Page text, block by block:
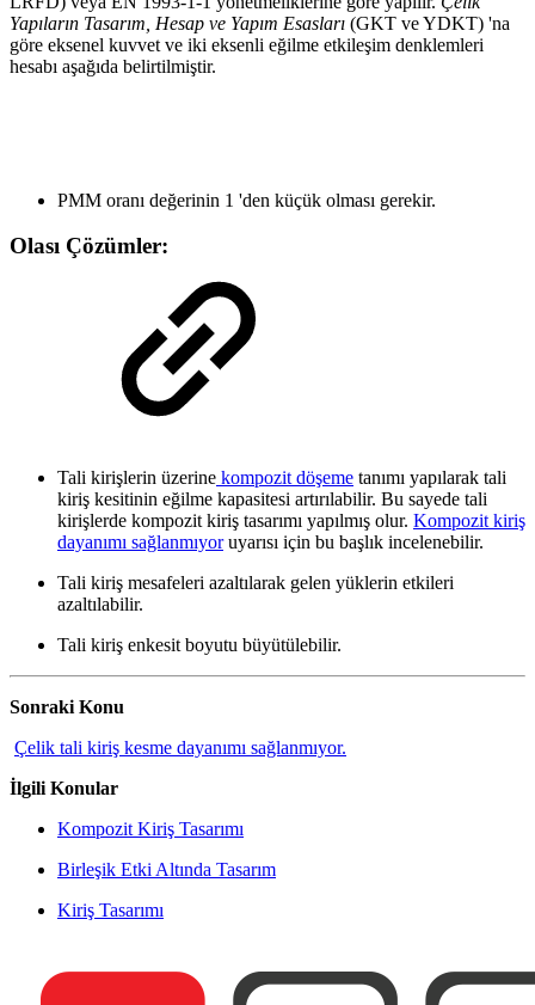
Yapıların Tasarım, Hesap ve Yapım Esasları (GKT ve YDKT) 'na
göre eksenel kuvvet ve iki eksenli eğilme etkileşim denklemleri
hesabı aşağıda belirtilmiştir.
PMM oranı değerinin 1 'den küçük olması gerekir.
Olası Çözümler:
Tali kirişlerin üzerine kompozit döşeme tanımı yapılarak tali
kiriş kesitinin eğilme kapasitesi artırılabilir. Bu sayede tali
kirişlerde kompozit kiriş tasarımı yapılmış olur. Kompozit kiriş
dayanımı sağlanmıyoruyarısı için bu başlık incelenebilir.
Tali kiriş mesafeleri azaltılarak gelen yüklerin etkileri
azaltılabilir.
Tali kiriş enkesit boyutu büyütülebilir.
Sonraki Konu
Çelik tali kiriş kesme dayanımı sağlanmıyor.
İlgili Konular
Kompozit Kiriş Tasarımı
Birleşik Etki Altında Tasarım
Kiriş Tasarımı